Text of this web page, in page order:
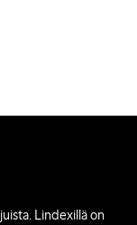
Lindexillä on